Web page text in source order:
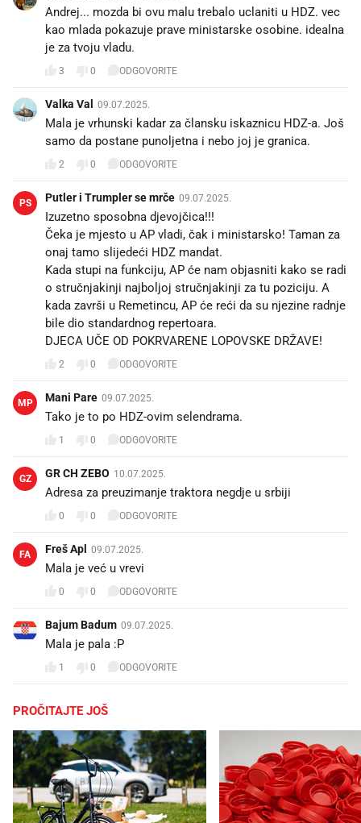
Andrej... mozda bi ovu malu trebalo uclaniti u HDZ. vec
kao mlada pokazuje prave ministarske osobine. idealna
je za tvoju vladu.
3 0 ODGOVORITE
Valka Val 09.07.2025.
Mala je vrhunski kadar za člansku iskaznicu HDZ-a. Još
samo da postane punoljetna i nebo joj je granica.
2 0 ODGOVORITE
PS Putler i Trumpler se mrče 09.07.2025.
Izuzetno sposobna djevojčica!!!
Čeka je mjesto u AP vladi, čak i ministarsko! Taman za
onaj tamo slijedeći HDZ mandat.
Kada stupi na funkciju, AP će nam objasniti kako se radi
o stručnjakinji najboljoj stručnjakinji za tu poziciju. A
kada završi u Remetincu, AP će reći da su njezine radnje
bile dio standardnog repertoara.
DJECA UČE OD POKRVARENE LOPOVSKE DRŽAVE!
2 0 ODGOVORITE
MP Mani Pare 09.07.2025.
Tako je to po HDZ-ovim selendrama.
1 0 ODGOVORITE
GZ GR CH ZEBO 10.07.2025.
Adresa za preuzimanje traktora negdje u srbiji
0 0 ODGOVORITE
FA Freš Apl 09.07.2025.
Mala je već u vrevi
0 0 ODGOVORITE
Bajum Badum 09.07.2025.
Mala je pala :P
1 0 ODGOVORITE
PROČITAJTE JOŠ